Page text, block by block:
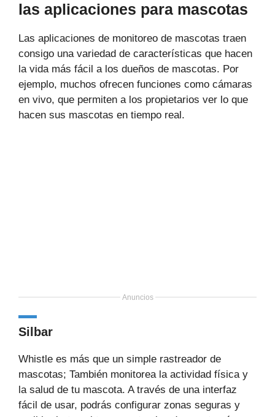
las aplicaciones para mascotas
Las aplicaciones de monitoreo de mascotas traen
consigo una variedad de características que hacen
la vida más fácil a los dueños de mascotas. Por
ejemplo, muchos ofrecen funciones como cámaras
en vivo, que permiten a los propietarios ver lo que
hacen sus mascotas en tiempo real.
Anuncios
Silbar
Whistle es más que un simple rastreador de
mascotas; También monitorea la actividad física y
la salud de tu mascota. A través de una interfaz
fácil de usar, podrás configurar zonas seguras y